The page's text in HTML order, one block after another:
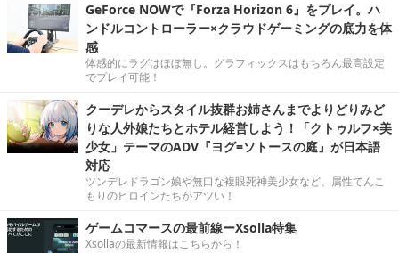
GeForce NOWで『Forza Horizon 6』をプレイ。ハ
ンドルコントローラー×クラウドゲーミングの底力を体
感
体感的にラグはほぼ無し。グラフィックスはもちろん最高設定
でプレイ可能！
クーデレからスタイル抜群お姉さんまでよりどりみど
りな人外娘たちとホテル経営しよう！「クトゥルフ×美
少女」テーマのADV『ヨグ=ソトースの庭』が日本語
対応
ツンデレドラゴン娘や無口な複眼死神美少女など、属性てんこ
もりのヒロインたちがアツい！
ゲームコマースの最前線ーXsolla特集
Xsollaの最新情報はこちらから！